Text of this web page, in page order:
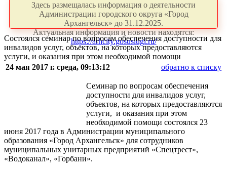
Здесь размещалась информация о деятельности
Администрации городского округа «Город
Архангельск» до 31.12.2025.
Актуальная информация и новости находятся:
https://arhcity.gosuslugi.ru/
Состоялся семинар по вопросам обеспечения доступности для
инвалидов услуг, объектов, на которых предоставляются
услуги, и оказания при этом необходимой помощи
24 мая 2017 г. среда, 09:13:12
обратно к списку
Семинар по вопросам обеспечения
доступности для инвалидов услуг,
объектов, на которых предоставляются
услуги, и оказания при этом
необходимой помощи состоялся 23
июня 2017 года в Администрации муниципального
образования «Город Архангельск» для сотрудников
муниципальных унитарных предприятий «Спецтрест»,
«Водоканал», «Горбани».